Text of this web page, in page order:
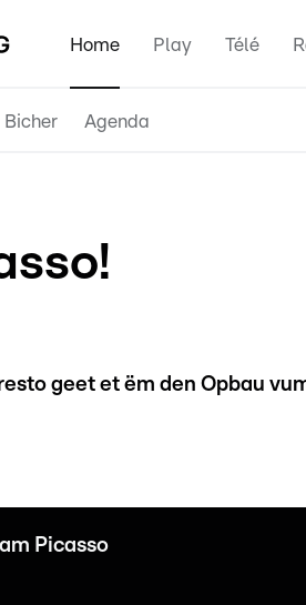
Home Play Télé
Bicher Agenda
geet et ëm den Opbau
Picasso